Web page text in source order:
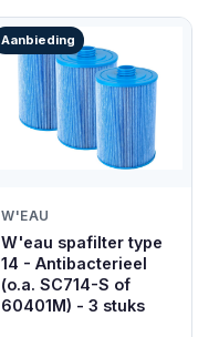
Aanbieding
W'EAU
W'eau spafilter type
14 - Antibacterieel
(o.a. SC714-S of
60401M) - 3 stuks